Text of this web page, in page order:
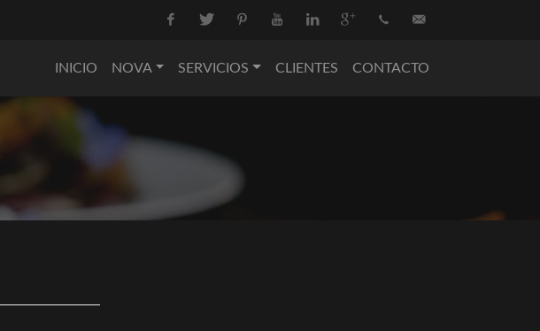
INICIO NOVA SERVICIOS CLIENTES CONTACTO